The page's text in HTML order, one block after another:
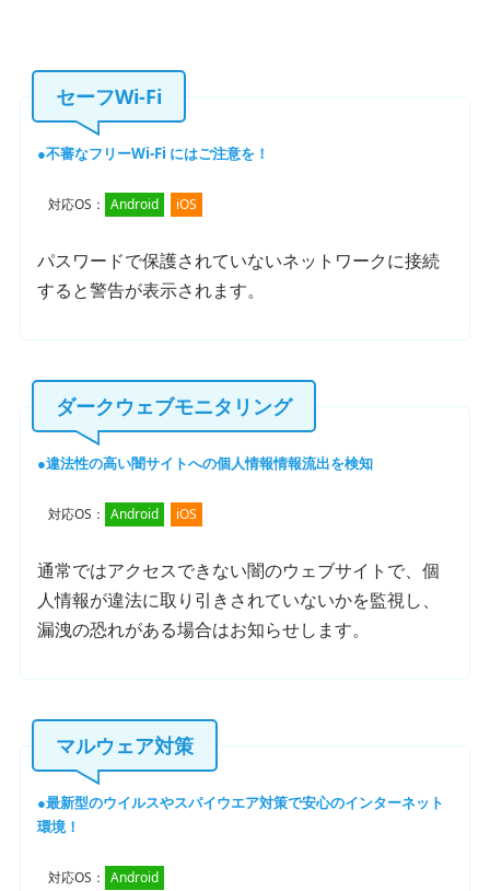
セーフWi-Fi
不審なフリーWi-Fi にはご注意を！
対応OS： Android iOS
パスワードで保護されていないネットワークに接続
すると警告が表示されます。
ダークウェブモニタリング
違法性の高い闇サイトへの個人情報情報流出を検知
対応OS： Android iOS
通常ではアクセスできない闇のウェブサイトで、個
人情報が違法に取り引きされていないかを監視し、
漏洩の恐れがある場合はお知らせします。
マルウェア対策
最新型のウイルスやスパイウエア対策で安心のインターネット
環境！
対応OS： Android